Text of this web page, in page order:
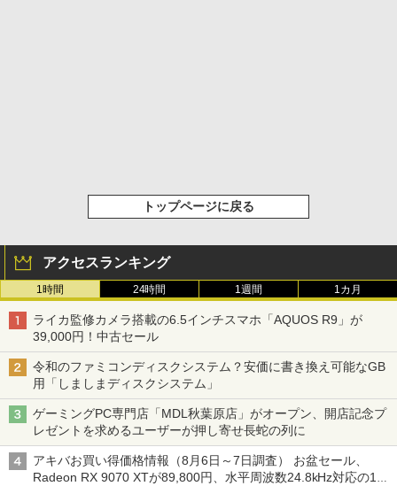
トップページに戻る
アクセスランキング
1時間 24時間 1週間 1カ月
ライカ監修カメラ搭載の6.5インチスマホ「AQUOS R9」が
39,000円！中古セール
令和のファミコンディスクシステム？安価に書き換え可能なGB
用「しましまディスクシステム」
ゲーミングPC専門店「MDL秋葉原店」がオープン、開店記念プ
レゼントを求めるユーザーが押し寄せ長蛇の列に
アキバお買い得価格情報（8月6日～7日調査） お盆セール、
Radeon RX 9070 XTが89,800円、水平周波数24.8kHz対応の17